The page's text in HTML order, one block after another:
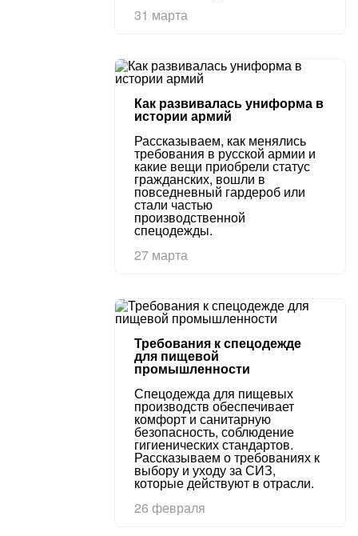
31 марта
Как развивалась униформа в
истории армий
Рассказываем, как менялись
требования в русской армии и
какие вещи приобрели статус
гражданских, вошли в
повседневный гардероб или
стали частью
производственной
спецодежды.
27 марта
Требования к спецодежде
для пищевой
промышленности
Спецодежда для пищевых
производств обеспечивает
комфорт и санитарную
безопасность, соблюдение
гигиенических стандартов.
Рассказываем о требованиях к
выбору и уходу за СИЗ,
которые действуют в отрасли.
26 февраля